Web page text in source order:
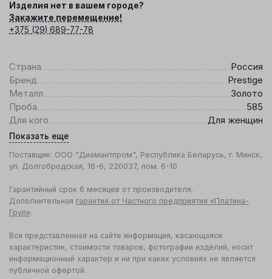
Изделия нет в вашем городе?
Закажите перемещение!
+375 (29) 689-77-78
Страна
Россия
Бренд
Prestige
Металл
Золото
Проба
585
Для кого
Для женщин
Показать еще
Поставщик: ООО "Диамантпром", Республика Беларусь, г. Минск,
ул. Долгобродская, 16-6, 220037, пом. 6-10
Гарантийный срок 6 месяцев от производителя.
Дополнительная гарантия от Частного предприятия «Платина-
Груп».
Вся представленная на сайте информация, касающаяся
характеристик, стоимости товаров, фотографии изделий, носит
информационный характер и ни при каких условиях не является
публичной офертой.